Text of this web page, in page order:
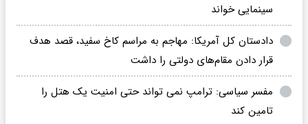
سینمایی خواند
دادستان کل آمریکا: مهاجم به مراسم کاخ سفید، قصد هدف
قرار دادن مقام‌های دولتی را داشت
مفسر سیاسی: ترامپ نمی تواند حتی امنیت یک هتل را
تامین کند